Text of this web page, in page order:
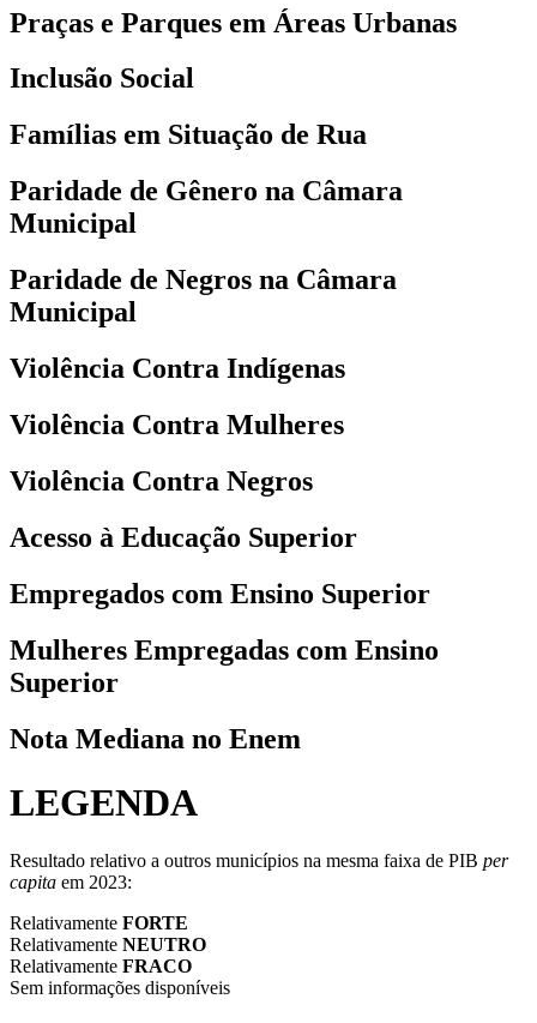
Praças e Parques em Áreas Urbanas
Inclusão Social
Famílias em Situação de Rua
Paridade de Gênero na Câmara
Municipal
Paridade de Negros na Câmara
Municipal
Violência Contra Indígenas
Violência Contra Mulheres
Violência Contra Negros
Acesso à Educação Superior
Empregados com Ensino Superior
Mulheres Empregadas com Ensino
Superior
Nota Mediana no Enem
LEGENDA
Resultado relativo a outros municípios na mesma faixa de PIB per
capita em 2023:
Relativamente FORTE
Relativamente NEUTRO
Relativamente FRACO
Sem informações disponíveis